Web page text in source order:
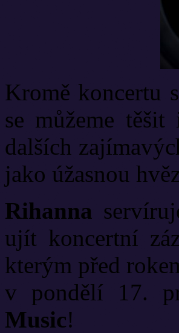
Kromě koncertu
se můžeme
dalších
jako úžasnou
Rihanna
ujít koncertní
kterým před
v pondělí 17.
Music!